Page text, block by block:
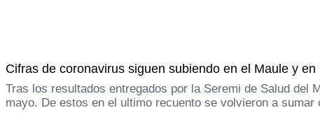
Cifras de coronavirus siguen subiendo en el Maule y
Tras los resultados entregados por la Seremi de Salud del
mayo. De estos en el ultimo recuento se volvieron a sumar